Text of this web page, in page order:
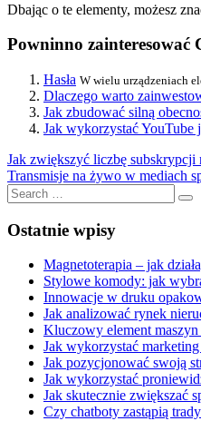
Dbając o te elementy, możesz
Powninno zainteresować
Hasła W wielu urządzeniach
Dlaczego warto
Jak zbudować silną
Jak wykorzystać YouTube
Nawigacja
wpisu
Previous
Post:
Jak zwiększyć liczbę subskrypcji
Next
Post:
Transmisje na żywo w mediach
Search
for:
Ostatnie wpisy
Magnetoterapia – jak
Stylowe komody: jak
Innowacje w druku
Jak analizować rynek
Kluczowy element
Jak wykorzystać
Jak pozycjonować swoją
Jak wykorzystać
Jak skutecznie zwiększać
Czy chatboty zastąpią